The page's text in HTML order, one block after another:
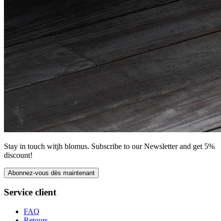
Stay in touch witjh blomus. Subscribe to our Newsletter and get 5%
discount!
Abonnez-vous dès maintenant
Service client
FAQ